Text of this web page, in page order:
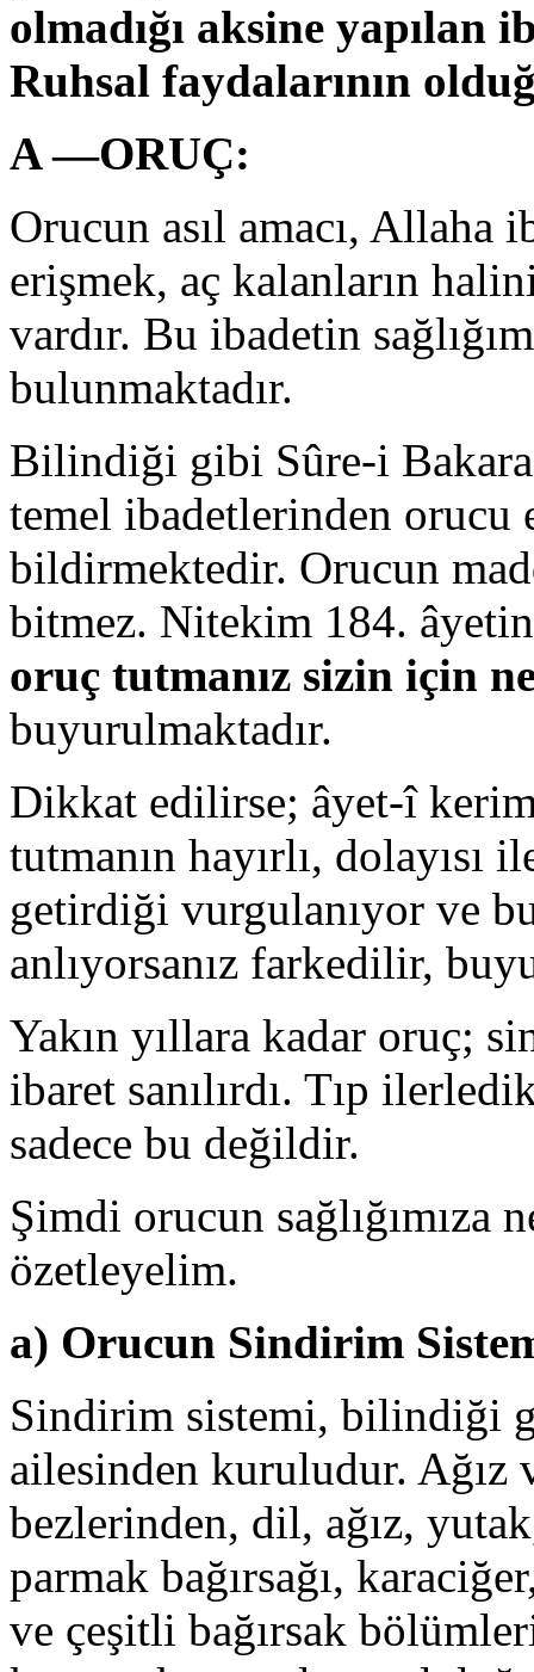
olmadığı aksine yapılan
Ruhsal faydalarının
A —ORUÇ:
Orucun asıl amacı, Allaha
erişmek, aç kalanların
vardır. Bu ibadetin
bulunmaktadır.
Bilindiği gibi Sûre-i
temel ibadetlerinden orucu
bildirmektedir. Orucun
bitmez. Nitekim 184.
oruç tutmanız sizin için
buyurulmaktadır.
Dikkat edilirse; âyet-î
tutmanın hayırlı,
getirdiği vurgulanıyor ve
anlıyorsanız farkedilir,
Yakın yıllara kadar oruç;
ibaret sanılırdı. Tıp
sadece bu değildir.
Şimdi orucun sağlığımıza
özetleyelim.
a) Orucun Sindirim
Sindirim sistemi, bilindiği
ailesinden kuruludur. Ağız
bezlerinden, dil, ağız,
parmak bağırsağı,
ve çeşitli bağırsak